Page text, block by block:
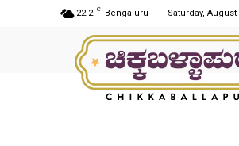
22.2 C Bengaluru Saturday, August